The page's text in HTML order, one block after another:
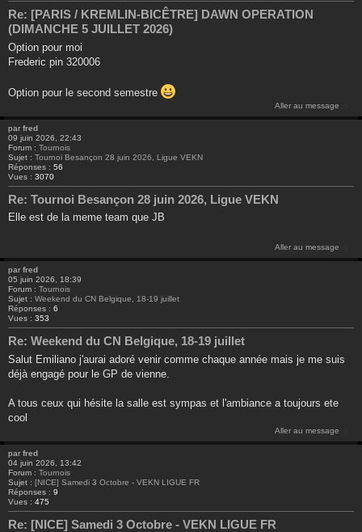
Re: [PARIS / KREMLIN-BICÊTRE] DAWN OPERATION
(DIMANCHE 5 JUILLET 2026)
Option pour moi
Frederic pin 320006
Option pour le second semestre
Aller au message
par fred
09 juin 2026, 22:43
Forum : Tournois
Sujet : Tournoi Besançon 28 juin 2026, Ligue VEKN
Réponses : 56
Vues : 3070
Re: Tournoi Besançon 28 juin 2026, Ligue VEKN
Elle est de la meme team que JB
Aller au message
par fred
05 juin 2026, 18:39
Forum : Tournois
Sujet : Weekend du CN Belgique, 18-19 juillet
Réponses : 6
Vues : 353
Re: Weekend du CN Belgique, 18-19 juillet
Salut Emiliano j'aurai adoré venir comme chaque année mais je me suis
déjà engagé pour le GP de vienne.
A tous ceux qui hésite la salle est sympas et l'ambiance a toujours ete
cool
Aller au message
par fred
04 juin 2026, 13:42
Forum : Tournois
Sujet : [NICE] Samedi 3 Octobre - VEKN LIGUE FR
Réponses : 9
Vues : 475
Re: [NICE] Samedi 3 Octobre - VEKN LIGUE FR